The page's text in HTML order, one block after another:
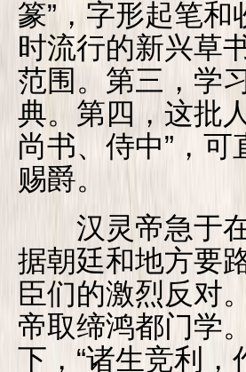
篆”，字形起笔
时流行的新兴草
范围。第三，学
典。第四，这批
尚书、侍中”，
赐爵。
汉灵帝急于在
据朝廷和地方要
臣们的激烈反对
帝取缔鸿都门学
下，“诸生竞利